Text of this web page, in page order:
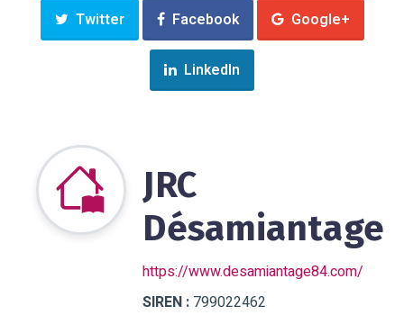
Twitter
Facebook Google+
LinkedIn
JRC
Désamiantage
https://www.desamiantage84.com/
SIREN : 799022462